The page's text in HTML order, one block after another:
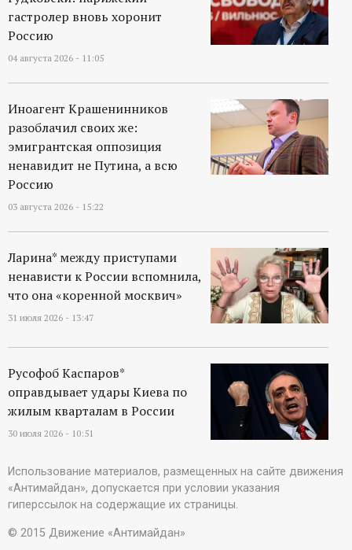
гастролер вновь хоронит
Россию
04 августа 2026 - 11:05
Иноагент Крашенинников
разоблачил своих же:
эмигрантская оппозиция
ненавидит не Путина, а всю
Россию
03 августа 2026 - 15:22
Ларина* между приступами
ненависти к России вспомнила,
что она «коренной москвич»
31 июля 2026 - 13:47
Русофоб Каспаров*
оправдывает удары Киева по
жилым кварталам в России
30 июля 2026 - 10:51
Использование материалов, размещенных на сайте движения
«Антимайдан», допускается при условии указания
гиперссылок на содержащие их страницы.
© 2015 Движение «Антимайдан»